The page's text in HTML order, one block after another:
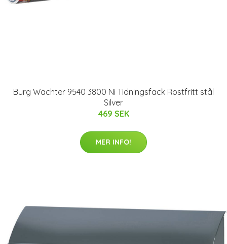
Burg Wächter 9540 3800 Ni Tidningsfack Rostfritt stål
Silver
469 SEK
MER INFO!